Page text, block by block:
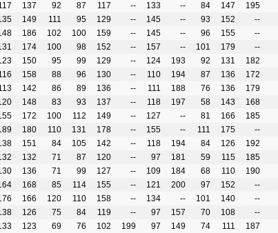
137 92 87 117 -- 133 -- 84 147 195
149 111 95 129 -- 145 -- 93 152 --
186 102 100 159 -- 145 -- 96 155 --
174 100 98 152 -- 157 -- 101 179 --
150 95 99 129 -- 124 193 92 131 182
158 88 96 130 -- 110 194 87 136 172
142 86 89 136 -- 111 188 76 136 179
148 83 93 137 -- 118 197 58 143 168
172 100 112 149 -- 127 -- 81 166 185
180 110 131 178 -- 155 -- 111 175 --
151 84 105 142 -- 118 194 84 126 192
132 71 87 120 -- 97 181 59 115 185
136 71 99 127 -- 109 184 68 110 190
168 85 114 155 -- 121 200 97 152 --
166 120 110 158 -- 134 -- 101 140 --
126 75 84 119 -- 97 157 70 108 --
123 69 76 102 199 97 149 74 111 187